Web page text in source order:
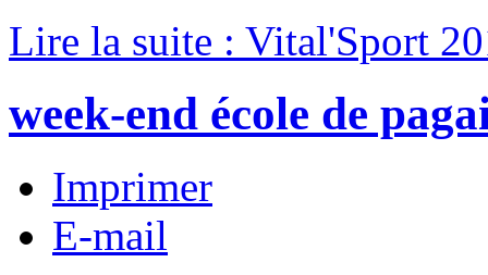
Lire la suite : Vital'Sport
week-end école de
Imprimer
E-mail